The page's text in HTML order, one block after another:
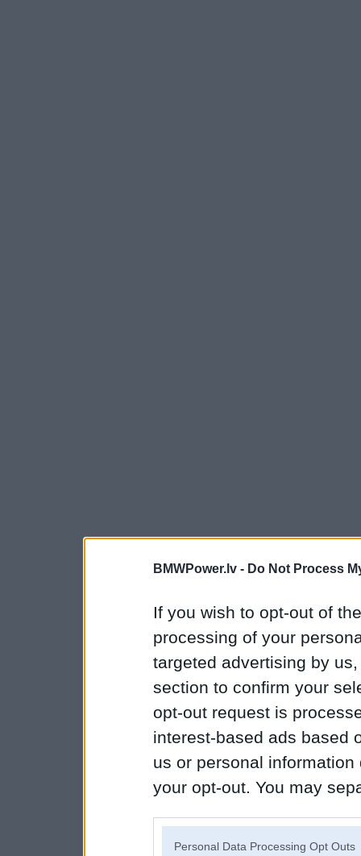
BMWPower.lv - Do Not Process
If you wish to opt-out of
processing of your
targeted advertising by
section to confirm your
opt-out request is
interest-based ads based
us or personal
your opt-out. You may
Personal Data Processing Opt Outs